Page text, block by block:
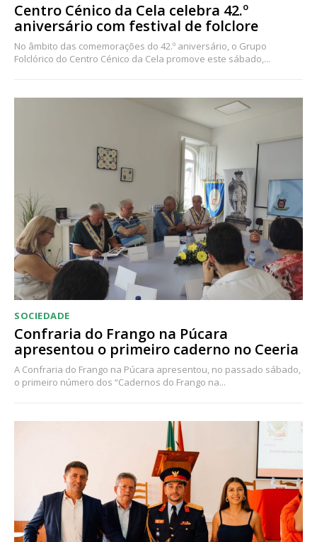
Centro Cénico da Cela celebra 42.º
aniversário com festival de folclore
No âmbito das comemorações do 42.º aniversário, o Grupo
Folclórico do Centro Cénico da Cela promove este sábado,...
SOCIEDADE
Confraria do Frango na Púcara
apresentou o primeiro caderno no Ceeria
A Confraria do Frango na Púcara apresentou, no passado sábado,
o primeiro número dos “Cadernos do Frango na...